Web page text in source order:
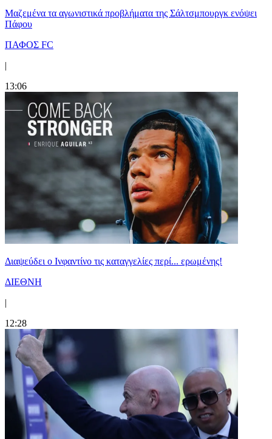
Μαζεμένα τα αγωνιστικά προβλήματα της Σάλτσμπουργκ ενόψει
Πάφου
ΠΑΦΟΣ FC
|
13:06
Διαψεύδει ο Ινφαντίνο τις καταγγελίες περί... ερωμένης!
ΔΙΕΘΝΗ
|
12:28